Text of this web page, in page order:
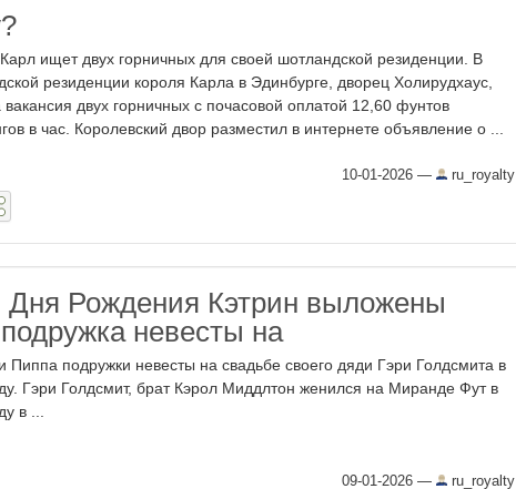
ищет двух горничных для своей шотландской резиденции. В
резиденции короля Карла в Эдинбурге, дворец Холирудхаус,
вакансия двух горничных с почасовой оплатой 12,60 фунтов
в час. Королевский двор разместил в интернете объявление о ...
10-01-2026 — ru_royalty
Дня Рождения Кэтрин выложены
невесты на
Пиппа подружки невесты на свадьбе своего дяди Гэри Голдсмита в
Гэри Голдсмит, брат Кэрол Миддлтон женился на Миранде Фут в
в ...
09-01-2026 — ru_royalty